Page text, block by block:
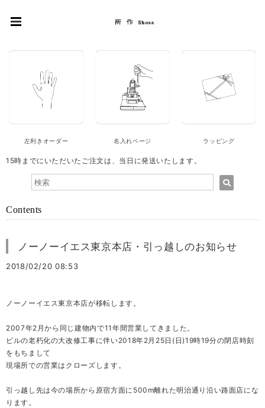
左利きオーダー 名入れページ ラッピング
15時までにいただいたご注文は、当日に発送いたします。
Contents
ノーノーイエス東京本店・引っ越しのお知らせ
2018/02/20 08:53
ノーノーイエス東京本店が移転します。
2007年2月から同じ建物内で11年間営業してきました。
ビルの老朽化の大改修工事に伴い2018年2月25日(日)19時19分の閉店時刻
をもちまして
現場所での営業はクローズします。
引っ越し先は今の場所から原宿方面に500m離れた明治通り沿い路面店にな
ります。